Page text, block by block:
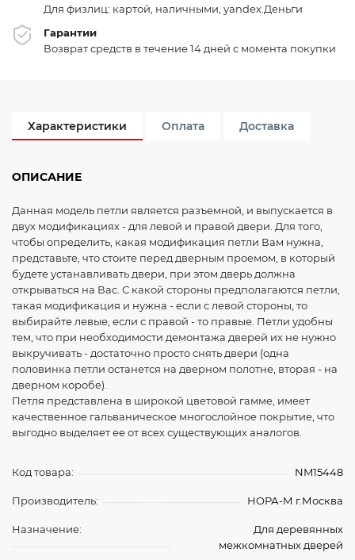
Для физлиц: картой, наличными, yandex.Деньги
Гарантии
Возврат средств в течение 14 дней с момента покупки
Характеристики Оплата Доставка
ОПИСАНИЕ
Данная модель петли является разъемной, и выпускается в
двух модификациях - для левой и правой двери. Для того,
чтобы определить, какая модификация петли Вам нужна,
представьте, что стоите перед дверным проемом, в который
будете устанавливать двери, при этом дверь должна
открываться на Вас. С какой стороны предполагаются петли,
такая модификация и нужна - если с левой стороны, то
выбирайте левые, если с правой - то правые. Петли удобны
тем, что при необходимости демонтажа дверей их не нужно
выкручивать - достаточно просто снять двери (одна
половинка петли останется на дверном полотне, вторая - на
дверном коробе).
Петля представлена в широкой цветовой гамме, имеет
качественное гальваническое многослойное покрытие, что
выгодно выделяет ее от всех существующих аналогов.
Код товара: NM15448
Производитель: НОРА-М г.Москва
Назначение:
Для деревянных
межкомнатных дверей